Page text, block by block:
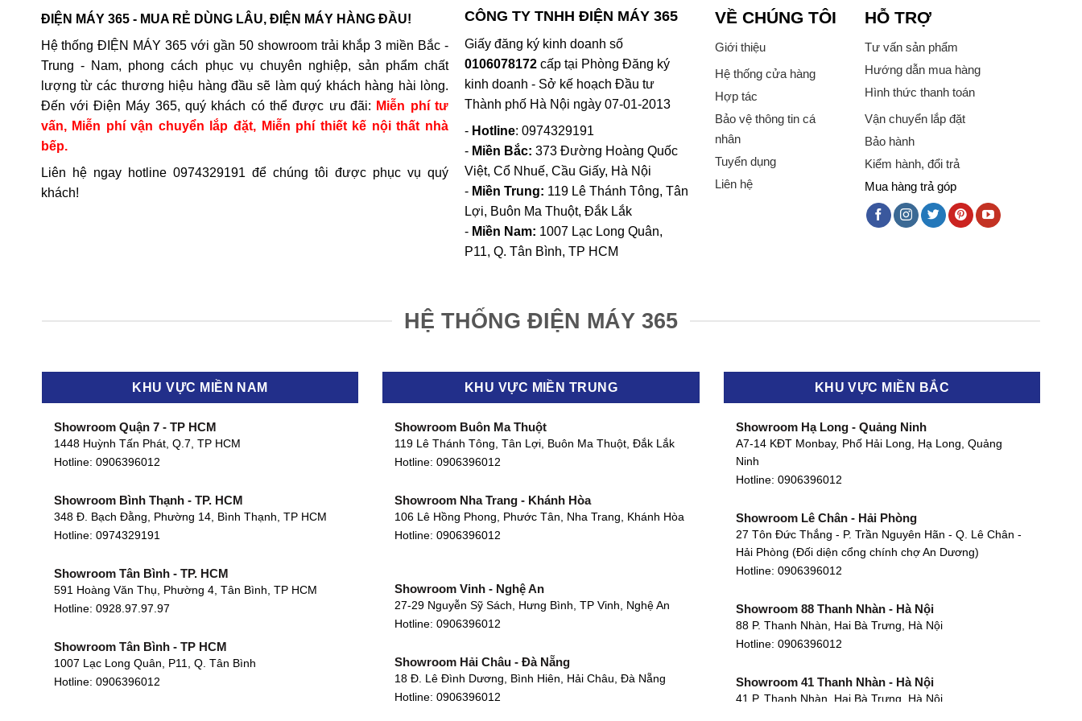
ĐIỆN MÁY 365 - MUA RẺ DÙNG LÂU, ĐIỆN MÁY HÀNG ĐẦU!
Hệ thống ĐIỆN MÁY 365 với gần 50 showroom trải khắp 3 miền Bắc -
Trung - Nam, phong cách phục vụ chuyên nghiệp, sản phẩm chất
lượng từ các thương hiệu hàng đầu sẽ làm quý khách hàng hài lòng.
Đến với Điện Máy 365, quý khách có thể được ưu đãi: Miễn phí tư
vấn, Miễn phí vận chuyển lắp đặt, Miễn phí thiết kế nội thất nhà
bếp.
Liên hệ ngay hotline 0974329191 để chúng tôi được phục vụ quý
khách!
CÔNG TY TNHH ĐIỆN MÁY 365
Giấy đăng ký kinh doanh số
0106078172cấp tại Phòng Đăng ký
kinh doanh - Sở kế hoạch Đầu tư
Thành phố Hà Nội ngày 07-01-2013
- Hotline: 0974329191
- Miền Bắc: 373 Đường Hoàng Quốc
Việt, Cổ Nhuế, Cầu Giấy, Hà Nội
- Miền Trung: 119 Lê Thánh Tông, Tân
Lợi, Buôn Ma Thuột, Đắk Lắk
- Miền Nam: 1007 Lạc Long Quân,
P11, Q. Tân Bình, TP HCM
VỀ CHÚNG TÔI
Giới thiệu
Hệ thống cửa hàng
Hợp tác
Bảo vệ thông tin cá
nhân
Tuyển dụng
Liên hệ
HỖ TRỢ
Tư vấn sản phẩm
Hướng dẫn mua hàng
Hình thức thanh toán
Vận chuyển lắp đặt
Bảo hành
Kiểm hành, đổi trả
Mua hàng trả góp
HỆ THỐNG ĐIỆN MÁY 365
KHU VỰC MIỀN NAM
Showroom Quận 7 - TP HCM
1448 Huỳnh Tấn Phát, Q.7, TP HCM
Hotline: 0906396012
Showroom Bình Thạnh - TP. HCM
348 Đ. Bạch Đằng, Phường 14, Bình Thạnh, TP HCM
Hotline: 0974329191
Showroom Tân Bình - TP. HCM
591 Hoàng Văn Thụ, Phường 4, Tân Bình, TP HCM
Hotline: 0928.97.97.97
Showroom Tân Bình - TP HCM
1007 Lạc Long Quân, P11, Q. Tân Bình
Hotline: 0906396012
KHU VỰC MIỀN TRUNG
Showroom Buôn Ma Thuột
119 Lê Thánh Tông, Tân Lợi, Buôn Ma Thuột, Đắk Lắk
Hotline:0906396012
Showroom Nha Trang - Khánh Hòa
106 Lê Hồng Phong, Phước Tân, Nha Trang, Khánh Hòa
Hotline:0906396012
Showroom Vinh - Nghệ An
27-29 Nguyễn Sỹ Sách, Hưng Bình, TP Vinh, Nghệ An
Hotline:0906396012
Showroom Hải Châu - Đà Nẵng
18 Đ. Lê Đình Dương, Bình Hiên, Hải Châu, Đà Nẵng
Hotline:0906396012
KHU VỰC MIỀN BẮC
Showroom Hạ Long - Quảng Ninh
A7-14 KĐT Monbay, Phố Hải Long, Hạ Long, Quảng
Ninh
Hotline: 0906396012
Showroom Lê Chân - Hải Phòng
27 Tôn Đức Thắng - P. Trần Nguyên Hãn - Q. Lê Chân -
Hải Phòng (Đối diện cổng chính chợ An Dương)
Hotline: 0906396012
Showroom 88 Thanh Nhàn - Hà Nội
88 P. Thanh Nhàn, Hai Bà Trưng, Hà Nội
Hotline: 0906396012
Showroom 41 Thanh Nhàn - Hà Nội
41 P. Thanh Nhàn, Hai Bà Trưng, Hà Nội